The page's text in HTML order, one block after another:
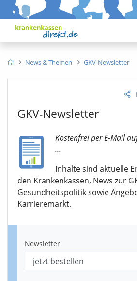
News & Themen GKV-Newsletter
GKV-Newsletter
Kostenfrei per E-Mail
...
Inhalte sind aktuelle
den Krankenkassen, News zur
Gesundheitspolitik sowie
Karrieremarkt.
Newsletter